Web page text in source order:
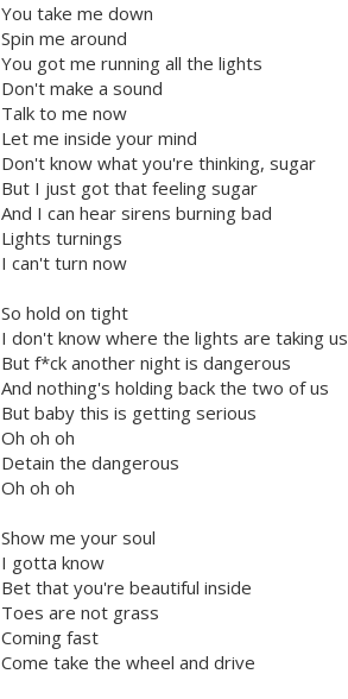
You take me down
Spin me around
You got me running all the lights
Don't make a sound
Talk to me now
Let me inside your mind
Don't know what you're thinking, sugar
But I just got that feeling sugar
And I can hear sirens burning bad
Lights turnings
I can't turn now
So hold on tight
I don't know where the lights are taking us
But f*ck another night is dangerous
And nothing's holding back the two of us
But baby this is getting serious
Oh oh oh
Detain the dangerous
Oh oh oh
Show me your soul
I gotta know
Bet that you're beautiful inside
Toes are not grass
Coming fast
Come take the wheel and drive